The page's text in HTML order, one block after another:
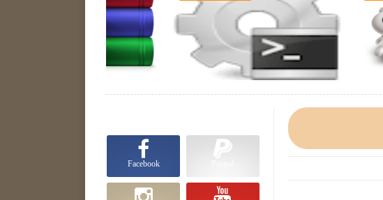
Facebook